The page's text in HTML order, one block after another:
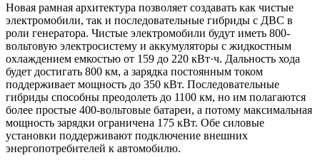
Новая рамная архитектура позволяет создавать как чистые
электромобили, так и последовательные гибриды с ДВС в
роли генератора. Чистые электромобили будут иметь 800-
вольтовую электросистему и аккумуляторы с жидкостным
охлаждением емкостью от 159 до 220 кВт·ч. Дальность хода
будет достигать 800 км, а зарядка постоянным током
поддерживает мощность до 350 кВт. Последовательные
гибриды способны преодолеть до 1100 км, но им полагаются
более простые 400-вольтовые батареи, а потому максимальная
мощность зарядки ограничена 175 кВт. Обе силовые
установки поддерживают подключение внешних
энергопотребителей к автомобилю.